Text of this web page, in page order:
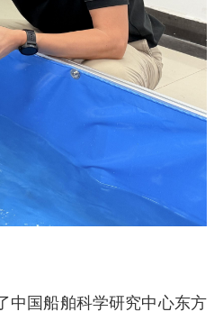
中国船舶科学研究中心东方